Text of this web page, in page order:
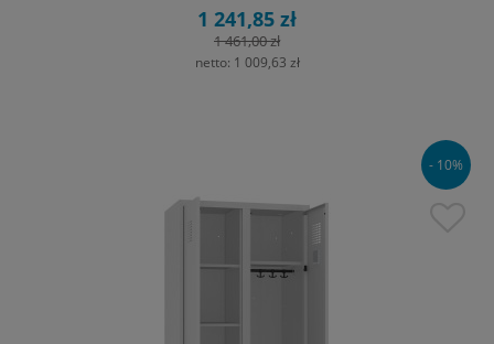
1 241,85 zł
1 461,00 zł
netto: 1 009,63 zł
- 10%